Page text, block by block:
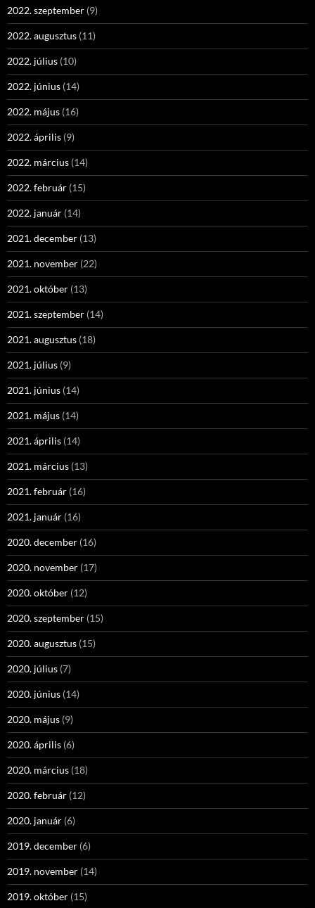
2022. szeptember (9)
2022. augusztus (11)
2022. július (10)
2022. június (14)
2022. május (16)
2022. április (9)
2022. március (14)
2022. február (15)
2022. január (14)
2021. december (13)
2021. november (22)
2021. október (13)
2021. szeptember (14)
2021. augusztus (18)
2021. július (9)
2021. június (14)
2021. május (14)
2021. április (14)
2021. március (13)
2021. február (16)
2021. január (16)
2020. december (16)
2020. november (17)
2020. október (12)
2020. szeptember (15)
2020. augusztus (15)
2020. július (7)
2020. június (14)
2020. május (9)
2020. április (6)
2020. március (18)
2020. február (12)
2020. január (6)
2019. december (6)
2019. november (14)
2019. október (15)